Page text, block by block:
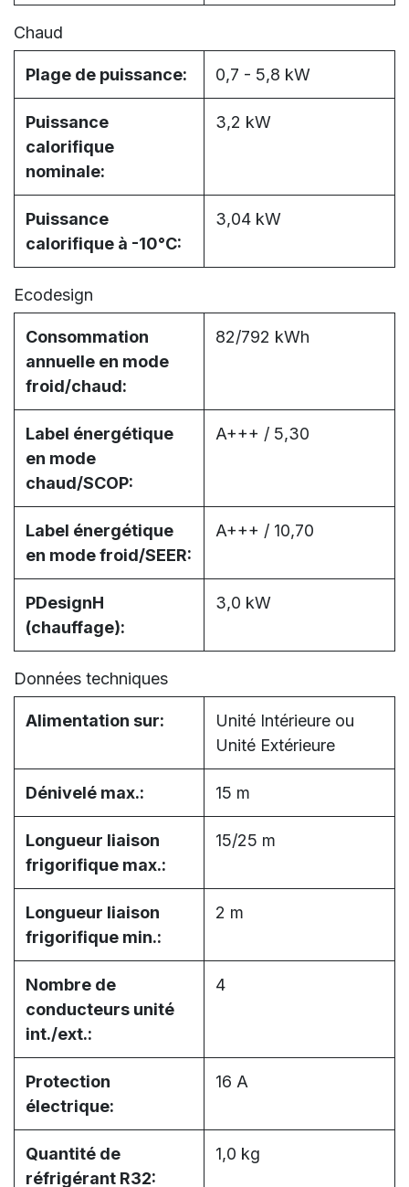
Chaud
Plage de puissance: 0,7 - 5,8 kW
Puissance
calorifique
nominale:
3,2 kW
Puissance
calorifique à -10°C:
3,04 kW
Ecodesign
Consommation
annuelle en mode
froid/chaud:
82/792 kWh
Label énergétique
en mode
chaud/SCOP:
A+++ / 5,30
Label énergétique
en mode froid/SEER:
A+++ / 10,70
PDesignH
(chauffage):
3,0 kW
Données techniques
Alimentation sur:
Unité Intérieure ou
Unité Extérieure
Dénivelé max.: 15 m
Longueur liaison
frigorifique max.:
15/25 m
Longueur liaison
frigorifique min.:
2 m
Nombre de
conducteurs unité
int./ext.:
4
Protection
électrique:
16 A
Quantité de
réfrigérant R32:
1,0 kg